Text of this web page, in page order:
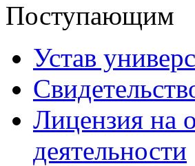
Поступающим
Устав
Лицензия на
деятельности